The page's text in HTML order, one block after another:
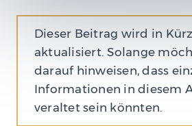
Dieser Beitrag wird in
aktualisiert. Solange
darauf hinweisen, dass
Informationen in diesem
veraltet sein könnten.